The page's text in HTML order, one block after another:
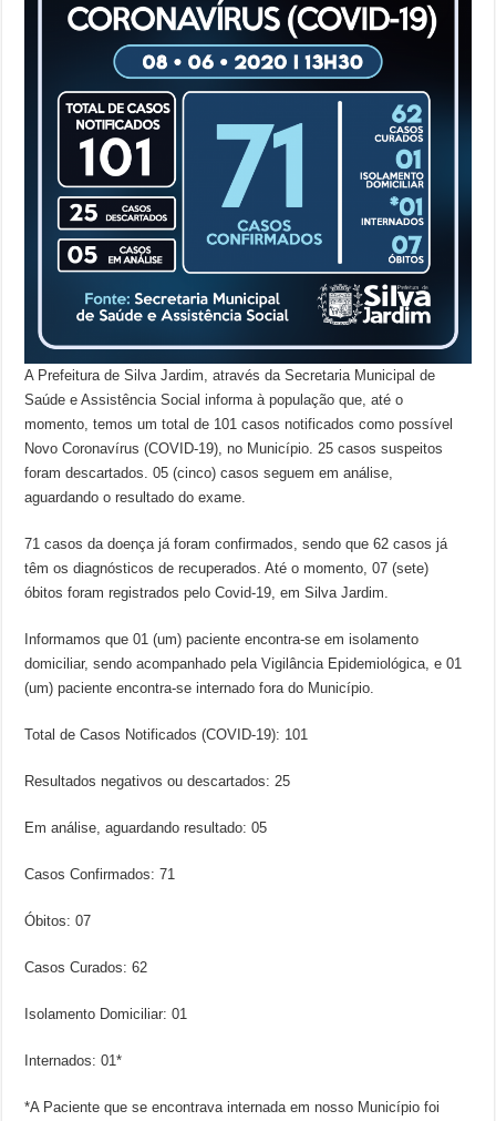
A Prefeitura de Silva Jardim, através da Secretaria Municipal de
Saúde e Assistência Social informa à população que, até o
momento, temos um total de 101 casos notificados como possível
Novo Coronavírus (COVID-19), no Município. 25 casos suspeitos
foram descartados. 05 (cinco) casos seguem em análise,
aguardando o resultado do exame.
71 casos da doença já foram confirmados, sendo que 62 casos já
têm os diagnósticos de recuperados. Até o momento, 07 (sete)
óbitos foram registrados pelo Covid-19, em Silva Jardim.
Informamos que 01 (um) paciente encontra-se em isolamento
domiciliar, sendo acompanhado pela Vigilância Epidemiológica, e 01
(um) paciente encontra-se internado fora do Município.
Total de Casos Notificados (COVID-19): 101
Resultados negativos ou descartados: 25
Em análise, aguardando resultado: 05
Casos Confirmados: 71
Óbitos: 07
Casos Curados: 62
Isolamento Domiciliar: 01
Internados: 01*
*A Paciente que se encontrava internada em nosso Município foi